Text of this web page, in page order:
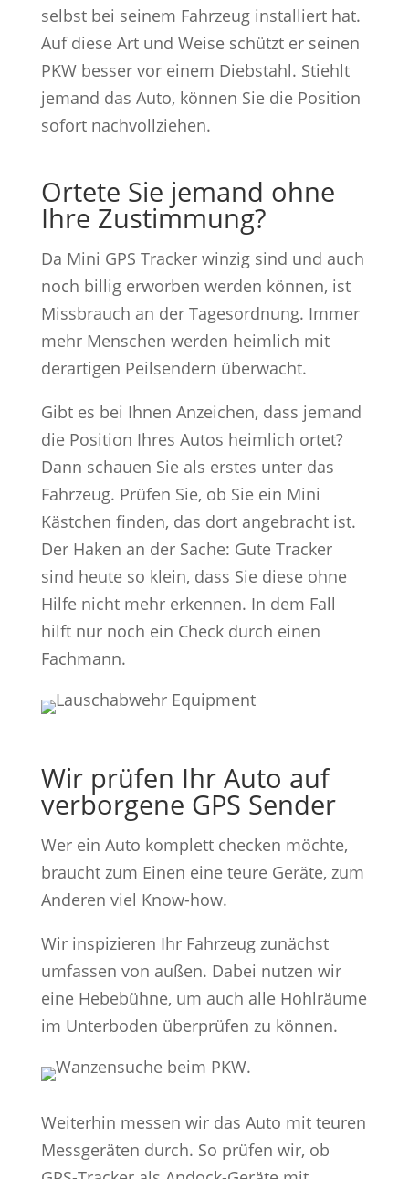
selbst bei seinem Fahrzeug installiert hat.
Auf diese Art und Weise schützt er seinen
PKW besser vor einem Diebstahl. Stiehlt
jemand das Auto, können Sie die Position
sofort nachvollziehen.
Ortete Sie jemand ohne
Ihre Zustimmung?
Da Mini GPS Tracker winzig sind und auch
noch billig erworben werden können, ist
Missbrauch an der Tagesordnung. Immer
mehr Menschen werden heimlich mit
derartigen Peilsendern überwacht.
Gibt es bei Ihnen Anzeichen, dass jemand
die Position Ihres Autos heimlich ortet?
Dann schauen Sie als erstes unter das
Fahrzeug. Prüfen Sie, ob Sie ein Mini
Kästchen finden, das dort angebracht ist.
Der Haken an der Sache: Gute Tracker
sind heute so klein, dass Sie diese ohne
Hilfe nicht mehr erkennen. In dem Fall
hilft nur noch ein Check durch einen
Fachmann.
Wir prüfen Ihr Auto auf
verborgene GPS Sender
Wer ein Auto komplett checken möchte,
braucht zum Einen eine teure Geräte, zum
Anderen viel Know-how.
Wir inspizieren Ihr Fahrzeug zunächst
umfassen von außen. Dabei nutzen wir
eine Hebebühne, um auch alle Hohlräume
im Unterboden überprüfen zu können.
Weiterhin messen wir das Auto mit teuren
Messgeräten durch. So prüfen wir, ob